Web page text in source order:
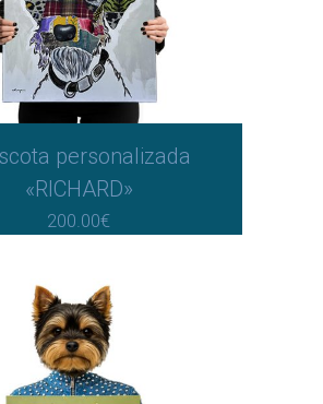
personalizada
«RICHARD»
200.00€